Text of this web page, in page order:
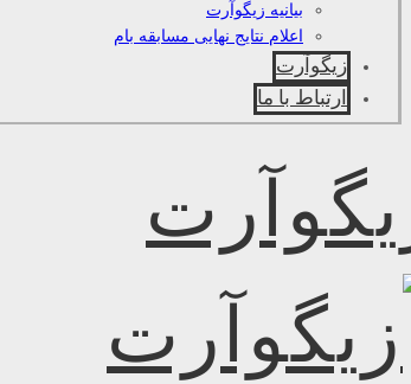
بیانیه زیگوآرت
اعلام نتایج نهایی مسابقه بام
زیگوآرت
ارتباط با ما